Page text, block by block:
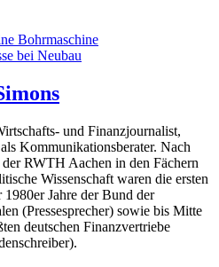
Bohrmaschine
bei Neubau
und Finanzjournalist,
Kommunikationsberater. Nach
RWTH Aachen in den Fächern
Wissenschaft waren die ersten
Jahre der Bund der
(Pressesprecher) sowie bis Mitte
deutschen Finanzvertriebe